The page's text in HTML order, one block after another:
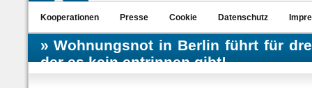
Kooperationen Presse Cookie Datenschutz
Wohnungsnot in Berlin führt für
der es kein entrinnen gibt!